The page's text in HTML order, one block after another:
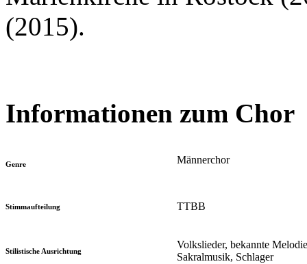
(2015).
Informationen zum Chor
Genre Männerchor
Stimmaufteilung TTBB
Stilistische Ausrichtung
Volkslieder, bekannte
Sakralmusik, Schlager